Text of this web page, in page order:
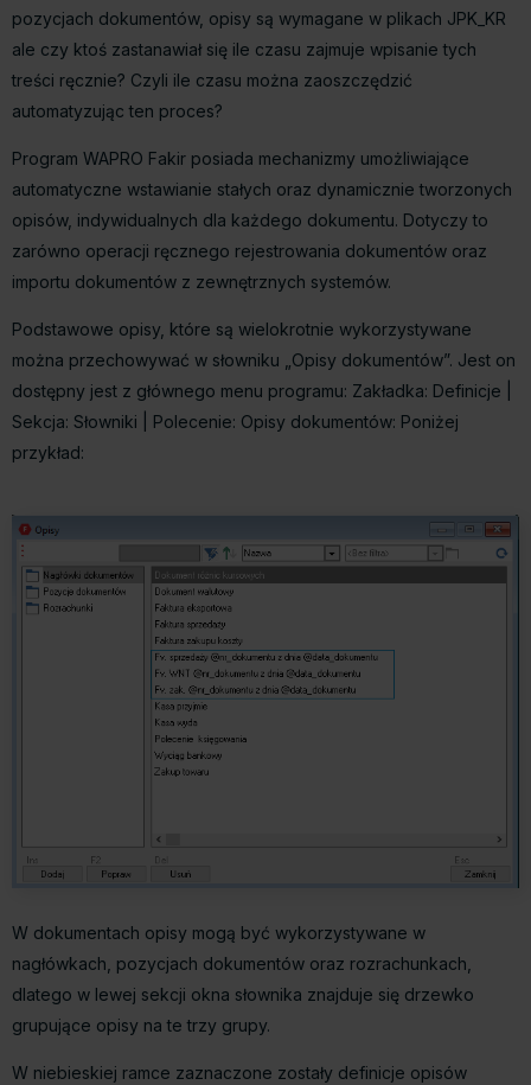
pozycjach dokumentów, opisy są wymagane w plikach JPK_KR
ale czy ktoś zastanawiał się ile czasu zajmuje wpisanie tych
treści ręcznie? Czyli ile czasu można zaoszczędzić
automatyzując ten proces?
Program WAPRO Fakir posiada mechanizmy umożliwiające
automatyczne wstawianie stałych oraz dynamicznie tworzonych
opisów, indywidualnych dla każdego dokumentu. Dotyczy to
zarówno operacji ręcznego rejestrowania dokumentów oraz
importu dokumentów z zewnętrznych systemów.
Podstawowe opisy, które są wielokrotnie wykorzystywane
można przechowywać w słowniku „Opisy dokumentów”. Jest on
dostępny jest z głównego menu programu: Zakładka: Definicje |
Sekcja: Słowniki | Polecenie: Opisy dokumentów: Poniżej
przykład:
W dokumentach opisy mogą być wykorzystywane w
nagłówkach, pozycjach dokumentów oraz rozrachunkach,
dlatego w lewej sekcji okna słownika znajduje się drzewko
grupujące opisy na te trzy grupy.
W niebieskiej ramce zaznaczone zostały definicje opisów